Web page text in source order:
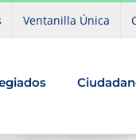
Ventanilla Única